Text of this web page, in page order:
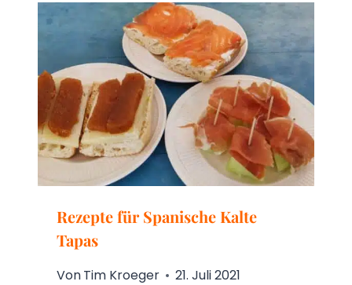
Rezepte für Spanische Kalte
Tapas
VonTim Kroeger 21. Juli 2021